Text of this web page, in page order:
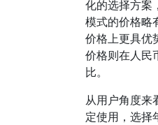
化的选择方案
模式的价格略
价格上更具优
价格则在人民
比。
从用户角度来
定使用，选择